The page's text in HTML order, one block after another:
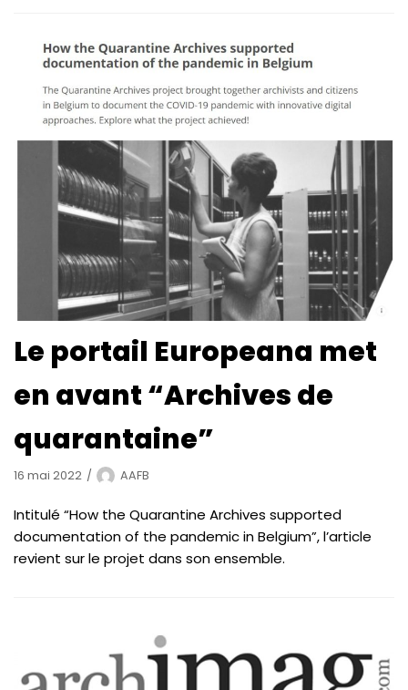
Le portail Europeana met
en avant “Archives de
quarantaine”
16 mai 2022 AAFB
Intitulé “How the Quarantine Archives supported
documentation of the pandemic in Belgium”, l’article
revient sur le projet dans son ensemble.